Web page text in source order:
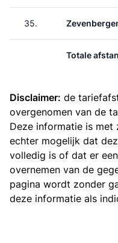
35.
Totale
Disclaimer: de
overgenomen van de
Deze informatie is met
echter mogelijk dat
volledig is of dat er
overnemen van de
pagina wordt zonder
deze informatie als